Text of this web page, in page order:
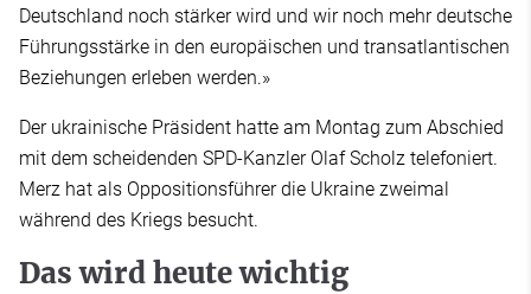
Deutschland noch stärker wird und wir noch mehr deutsche
Führungsstärke in den europäischen und transatlantischen
Beziehungen erleben werden.»
Der ukrainische Präsident hatte am Montag zum Abschied
mit dem scheidenden SPD-Kanzler Olaf Scholz telefoniert.
Merz hat als Oppositionsführer die Ukraine zweimal
während des Kriegs besucht.
Das wird heute wichtig